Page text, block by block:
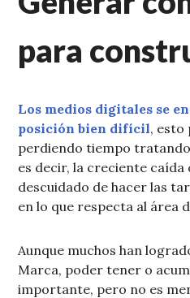
para
Los medios digitales se
posición bien difícil, esto
perdiendo tiempo
es decir, la creciente caída
descuidado de hacer las
en lo que respecta al área
Aunque muchos han
Marca, poder tener o
importante, pero no es